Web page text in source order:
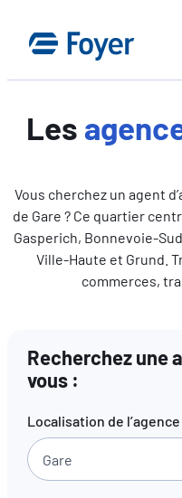
contenu
Les
Vous cherchez un agent
de Gare ? Ce quartier
Gasperich, Bonnevoie-
Ville-Haute et Grund.
commerces,
Recherchez une
vous :
Localisation de l’agence